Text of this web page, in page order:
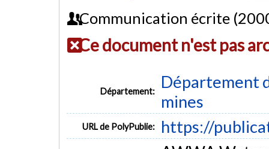
Communication écrite
Ce document n'est pas
Département:
Département
mines
URL de PolyPublie: https://